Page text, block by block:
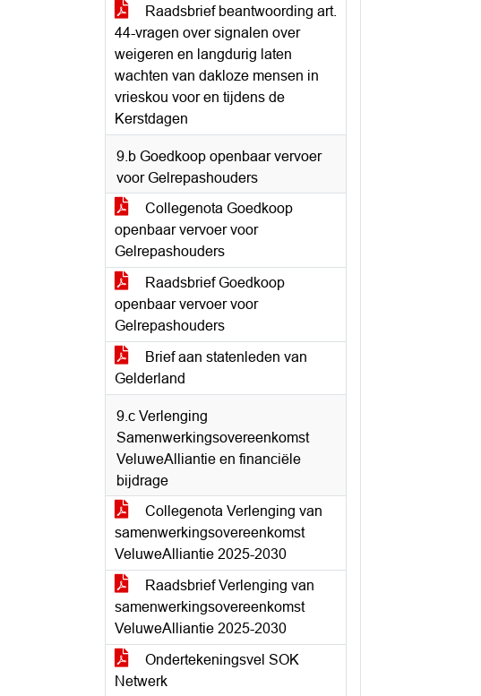
Raadsbrief beantwoording art.
44-vragen over signalen over
weigeren en langdurig laten
wachten van dakloze mensen in
vrieskou voor en tijdens de
Kerstdagen
9.b Goedkoop openbaar vervoer
voor Gelrepashouders
Collegenota Goedkoop
openbaar vervoer voor
Gelrepashouders
Raadsbrief Goedkoop
openbaar vervoer voor
Gelrepashouders
Brief aan statenleden van
Gelderland
9.c Verlenging
Samenwerkingsovereenkomst
VeluweAlliantie en financiële
bijdrage
Collegenota Verlenging van
samenwerkingsovereenkomst
VeluweAlliantie 2025-2030
Raadsbrief Verlenging van
samenwerkingsovereenkomst
VeluweAlliantie 2025-2030
Ondertekeningsvel SOK
Netwerk